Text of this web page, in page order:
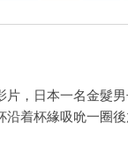
，日本一名金髮
沿着杯緣吸吮一圈